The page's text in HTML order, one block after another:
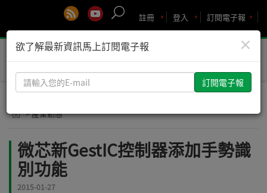
訂閱電子報
登入
註冊
Toggle
> 產業動態
微芯新GestIC控制器添加手勢識
別功能
2015-01-27
×
欲了解最新資訊馬上訂閱電子報
請
輸
您
E-
mail